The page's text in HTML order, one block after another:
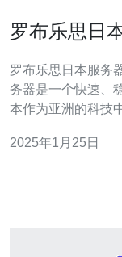
罗布乐思日
罗布乐思日本服务器：快
务器是一个快速、
本作为亚洲的科技
器位于日本主要网
2025年1月25日